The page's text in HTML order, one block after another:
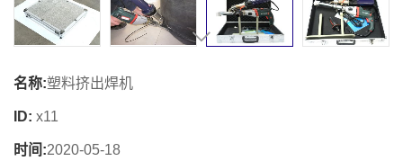
名称:塑料挤出焊机
ID: x11
时间:2020-05-18